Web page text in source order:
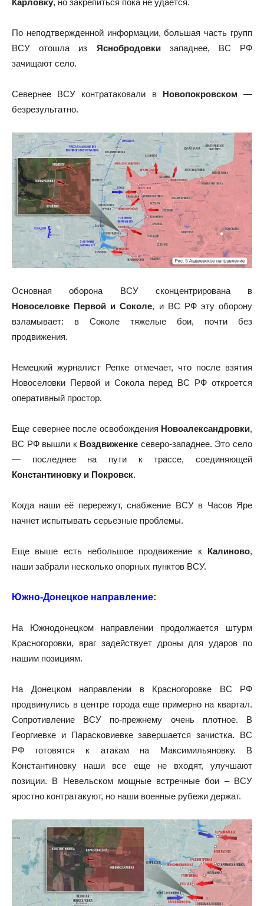
Карловку, но закрепиться пока не удается.
По неподтвержденной информации, большая часть групп
ВСУ отошла из Яснобродовкизападнее, ВС РФ
зачищают село.
Севернее ВСУ контратаковали в Новопокровском —
безрезультатно.
Основная оборона ВСУ сконцентрирована в
Новоселовке Первой и Соколе, и ВС РФ эту оборону
взламывает: в Соколе тяжелые бои, почти без
продвижения.
Немецкий журналист Репке отмечает, что после взятия
Новоселовки Первой и Сокола перед ВС РФ откроется
оперативный простор.
Еще севернее после освобождения Новоалександровки,
ВС РФ вышли к Воздвиженке северо-западнее. Это село
— последнее на пути к трассе, соединяющей
Константиновку и Покровск.
Когда наши её перережут, снабжение ВСУ в Часов Яре
начнет испытывать серьезные проблемы.
Еще выше есть небольшое продвижение к Калиново,
наши забрали несколько опорных пунктов ВСУ.
Южно-Донецкое направление:
На Южнодонецком направлении продолжается штурм
Красногоровки, враг задействует дроны для ударов по
нашим позициям.
На Донецком направлении в Красногоровке ВС РФ
продвинулись в центре города еще примерно на квартал.
Сопротивление ВСУ по-прежнему очень плотное. В
Георгиевке и Парасковиевке завершается зачистка. ВС
РФ готовятся к атакам на Максимильяновку. В
Константиновку наши все еще не входят, улучшают
позиции. В Невельском мощные встречные бои – ВСУ
яростно контратакуют, но наши военные рубежи держат.